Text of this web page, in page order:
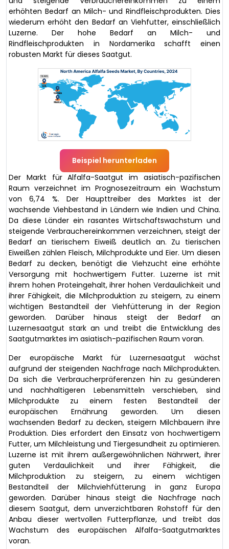
erhöhten Bedarf an Milch- und Rindfleischprodukten. Dies
wiederum erhöht den Bedarf an Viehfutter, einschließlich
Luzerne. Der hohe Bedarf an Milch- und
Rindfleischprodukten in Nordamerika schafft einen
robusten Markt für dieses Saatgut.
Beispiel herunterladen
Der Markt für Alfalfa-Saatgut im asiatisch-pazifischen
Raum verzeichnet im Prognosezeitraum ein Wachstum
von 6,74 %. Der Haupttreiber des Marktes ist der
wachsende Viehbestand in Ländern wie Indien und China.
Da diese Länder ein rasantes Wirtschaftswachstum und
steigende Verbrauchereinkommen verzeichnen, steigt der
Bedarf an tierischem Eiweiß deutlich an. Zu tierischen
Eiweißen zählen Fleisch, Milchprodukte und Eier. Um diesen
Bedarf zu decken, benötigt die Viehzucht eine erhöhte
Versorgung mit hochwertigem Futter. Luzerne ist mit
ihrem hohen Proteingehalt, ihrer hohen Verdaulichkeit und
ihrer Fähigkeit, die Milchproduktion zu steigern, zu einem
wichtigen Bestandteil der Viehfütterung in der Region
geworden. Darüber hinaus steigt der Bedarf an
Luzernesaatgut stark an und treibt die Entwicklung des
Saatgutmarktes im asiatisch-pazifischen Raum voran.
Der europäische Markt für Luzernesaatgut wächst
aufgrund der steigenden Nachfrage nach Milchprodukten.
Da sich die Verbraucherpräferenzen hin zu gesünderen
und nachhaltigeren Lebensmitteln verschieben, sind
Milchprodukte zu einem festen Bestandteil der
europäischen Ernährung geworden. Um diesen
wachsenden Bedarf zu decken, steigern Milchbauern ihre
Produktion. Dies erfordert den Einsatz von hochwertigem
Futter, um Milchleistung und Tiergesundheit zu optimieren.
Luzerne ist mit ihrem außergewöhnlichen Nährwert, ihrer
guten Verdaulichkeit und ihrer Fähigkeit, die
Milchproduktion zu steigern, zu einem wichtigen
Bestandteil der Milchviehfütterung in ganz Europa
geworden. Darüber hinaus steigt die Nachfrage nach
diesem Saatgut, dem unverzichtbaren Rohstoff für den
Anbau dieser wertvollen Futterpflanze, und treibt das
Wachstum des europäischen Alfalfa-Saatgutmarktes
voran.